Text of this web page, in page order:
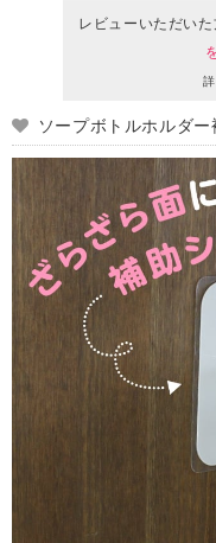
レビューいただいた
ソープボトルホルダー